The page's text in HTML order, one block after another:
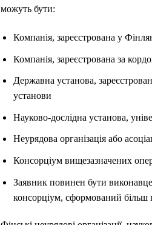
можуть бути:
Компанія, зареєстрована у
Компанія, зареєстрована за
Державна установа,
установи
Науково-дослідна установа,
Неурядова організація або
Консорціум вищезазначених
Заявник повинен бути
консорціум, сформований більш